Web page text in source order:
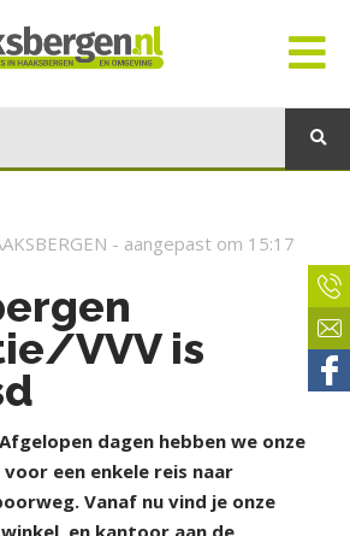
- aangepast om 15:17
VVV is
Afgelopen dagen hebben we onze
een enkele reis naar
Vanaf nu vind je onze
en kantoor aan de